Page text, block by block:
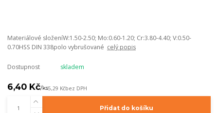
Materiálové složeníW:1.50-2.50; Mo:0.60-1.20; Cr:3.80-4.40; V:0.50-
0.70HSS DIN 338polo vybrušované celý popis
Dostupnost skladem
6,40 Kč/ks5,29 Kčbez DPH
Přidat do košíku